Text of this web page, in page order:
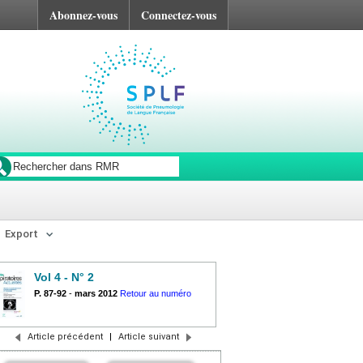
Abonnez-vous Connectez-vous
Export
Vol 4 - N° 2
P. 87-92 - mars 2012 Retour au numéro
Article précédent | Article suivant